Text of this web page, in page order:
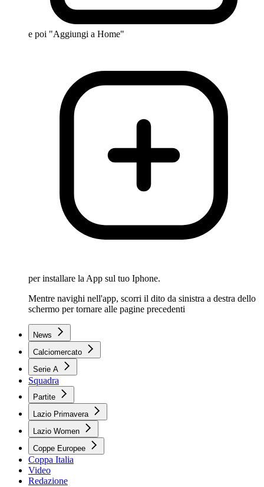
e poi "Aggiungi a Home"
per installare la App sul tuo Iphone.
Mentre navighi nell'app, scorri il dito da sinistra a destra dello
schermo per tornare alle pagine precedenti
News
Calciomercato
Serie A
Squadra
Partite
Lazio Primavera
Lazio Women
Coppe Europee
Coppa Italia
Video
Redazione